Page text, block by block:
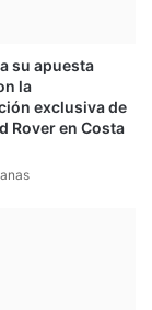
su apuesta
la
exclusiva de
Rover en Costa